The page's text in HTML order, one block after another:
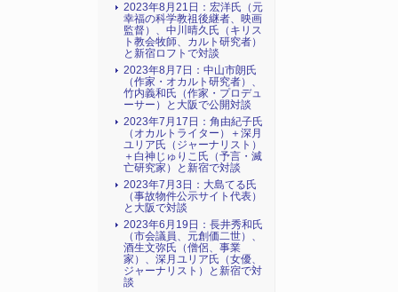
2023年8月21日：宏洋氏（元
幸福の科学教祖後継者、映画
監督）、中川晴久氏（キリス
ト教会牧師、カルト研究者）
と新宿ロフトで対談
2023年8月7日：中山市朗氏
（作家・オカルト研究者）、
竹内義和氏（作家・プロデュ
ーサー）と大阪で公開対談
2023年7月17日：角由紀子氏
（オカルトライター）＋深月
ユリア氏（ジャーナリスト）
＋白神じゅりこ氏（予言・滅
亡研究家）と新宿で対談
2023年7月3日：大島てる氏
（事故物件公示サイト代表）
と大阪で対談
2023年6月19日：長井秀和氏
（市会議員、元創価二世）、
酒生文弥氏（僧侶、事業
家）、深月ユリア氏（女優、
ジャーナリスト）と新宿で対
談